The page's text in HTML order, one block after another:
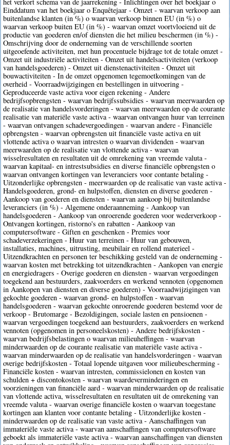
het verkort schema van de jaarrekening - Inlichtingen over het boekjaar o
Einddatum van het boekjaar o Enquêtejaar - Omzet - waarvan verkoop aan
buitenlandse klanten (in %) o waarvan verkoop binnen EU (in %) o
waarvan verkoop buiten EU (in %) - waarvan omzet voortvloeiend uit de
productie van goederen en/of diensten die het milieu beschermen (in %) -
Omschrijving door de onderneming van de verschillende soorten
uitgeoefende activiteiten, met hun procentuele bijdrage tot de totale omzet -
Omzet uit industriële activiteiten - Omzet uit handelsactiviteiten (verkoop
van handelsgoederen) - Omzet uit dienstenactiviteiten - Omzet uit
bouwactiviteiten - In de omzet opgenomen tegemoetkomingen van de
overheid - Voorraadwijzigingen en bestellingen in uitvoering -
Geproduceerde vaste activa voor eigen rekening - Andere
bedrijfsopbrengsten - waarvan bedrijfssubsidies - waarvan meerwaarden op
de realisatie van handelsvorderingen - waarvan meerwaarden op de courante
realisatie van materiële vaste activa - waarvan ontvangen huur van terreinen
- waarvan ontvangen schadevergoedingen - waarvan andere - Financiële
opbrengsten - waarvan opbrengsten uit financiële vaste activa en uit
vlottende activa o waarvan intresten o waarvan dividenden - waarvan
meerwaarden op de realisatie van vlottende activa - waarvan
wisselresultaten en resultaten uit de omrekening van vreemde valuta -
waarvan kapitaal- en intrestsubsidies en diverse financiële opbrengsten o
waarvan ontvangen kortingen van leveranciers voor contante betaling -
Uitzonderlijke opbrengsten - meerwaarden op de realisatie van vaste activa -
Handelsgoederen, grond- en hulpstoffen, diensten en diverse goederen -
Aankoop van goederen en diensten - waarvan aankoop bij buitenlandse
leveranciers (in %) - Algemene onderaanneming - Aankoop van
handelsgoederen - Aankoop van onroerende goederen voor wederverkoop -
Ontvangen kortingen, ristorno's en rabatten - Aankoop van
computersoftware - Giften en geschenken - Premies voor
schadeverzekeringen - Huur van terreinen - Huur van gebouwen,
installaties, machines, uitrusting, meubilair en rollend materieel -
Uitzendkrachten en personen ter beschikking gesteld van de onderneming -
waarvan kosten met betrekking tot uitzendkrachten - Aankopen van energie
en energiedragers - Overige goederen en diensten - waarvan vergoedingen
toegekend aan bestuurders, zaakvoerders en werkend vennoten (opgenomen
in Aankopen van diensten en diverse goederen) - Voorraadwijzigingen van
gekochte goederen - waarvan grond- en hulpstoffen - waarvan
handelsgoederen - waarvan gekochte onroerende goederen bestemd voor de
verkoop - Brutomarge - Bezoldigingen, sociale lasten en pensioenen -
waarvan vergoedingen toegekend aan bestuurders, zaakvoerders en werkend
vennoten (opgenomen in personeelskosten) - Andere bedrijfskosten -
waarvan bedrijfsbelastingen o waarvan milieuheffingen - waarvan
minderwaarden op de courante realisatie van materiële vaste activa -
waarvan minderwaarden op de realisatie van handelsvorderingen - waarvan
overige bedrijfskosten - Totaal lopende uitgaven voor milieubescherming -
Financiële kosten - waarvan intresten, commissielonen en kosten van
schulden + discontokosten - waarvan waardeverminderingen en
voorzieningen van financiële aard - waarvan minderwaarden op de realisatie
van vlottende activa, wisselresultaten en resultaten uit de omrekening van
vreemde valuta - waarvan overige financiële kosten o waarvan toegestane
kortingen aan klanten voor contante betaling - Uitzonderlijke kosten -
minderwaarden op de realisatie van vaste activa - Aanschaffingen van
immateriële vaste activa - waarvan aanschaffingen van computersoftware
geboekt als immateriële vaste activa - waarvan aanschaffingen van diensten